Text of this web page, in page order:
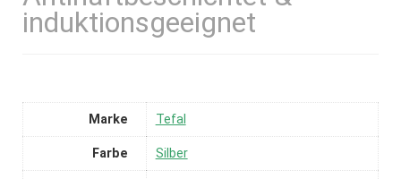
induktionsgeeignet
Marke Tefal
Farbe Silber